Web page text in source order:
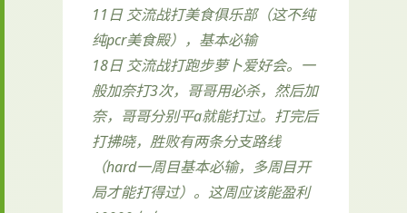
11日 交流战打美食俱乐部（这不纯
纯pcr美食殿），基本必输
18日 交流战打跑步萝卜爱好会。一
般加奈打3次，哥哥用必杀，然后加
奈，哥哥分别平a就能打过。打完后
打拂晓，胜败有两条分支路线
（hard一周目基本必输，多周目开
局才能打得过）。这周应该能盈利